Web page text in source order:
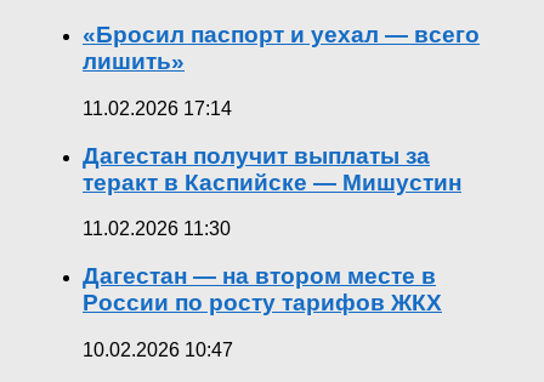
«Бросил паспорт и уехал — всего
лишить»
11.02.2026 17:14
Дагестан получит выплаты за
теракт в Каспийске — Мишустин
11.02.2026 11:30
Дагестан — на втором месте в
России по росту тарифов ЖКХ
10.02.2026 10:47